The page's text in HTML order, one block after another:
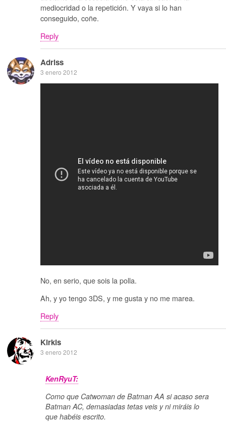
mediocridad o la repetición. Y vaya si lo han
conseguido, coñe.
Reply
Adriss
3 enero 2012
No, en serio, que sois la polla.
Ah, y yo tengo 3DS, y me gusta y no me marea.
Reply
Kirkis
3 enero 2012
KenRyuT:
Como que Catwoman de Batman AA si acaso sera
Batman AC, demasiadas tetas veis y ni miráis lo
que habéis escrito.